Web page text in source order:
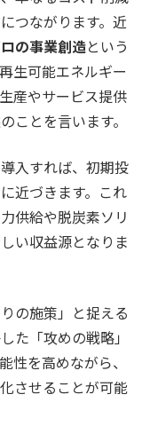
つながります。近
の事業創造という
生可能エネルギー
産やサービス提供
ことを言います。
入すれば、初期投
近づきます。これ
供給や脱炭素ソリ
い収益源となりま
の施策」と捉える
た「攻めの戦略」
性を高めながら、
させることが可能